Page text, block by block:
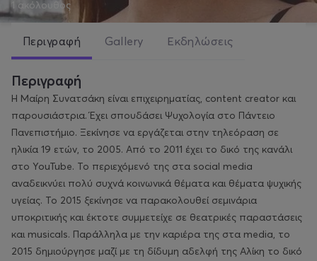
1 ακόλουθος
Περιγραφή Gallery Εκδηλώσεις
Περιγραφή
Η Μαίρη Συνατσάκη είναι επιχειρηματίας, content creator και
παρουσιάστρια. Έχει σπουδάσει Ψυχολογία στο Πάντειο
Πανεπιστήμιο. Ξεκίνησε να εργάζεται στην τηλεόραση σε
ηλικία 19 ετών, το 2005. Από το 2011 έχει το δικό της κανάλι
στο YouTube. Το περιεχόμενό της στα social media
αναδεικνύει πολύ συχνά κοινωνικά θέματα και θέματα ψυχικής
υγείας. Το 2015 ξεκίνησε να παρακολουθεί σεμινάρια
υποκριτικής και έκτοτε συμμετείχε σε θεατρικές παραστάσεις
και musicals. Παράλληλα με την καριέρα της στα media, το
2015 δημιούργησε μαζί με τη δίδυμη αδελφή της Αλίκη το δικό